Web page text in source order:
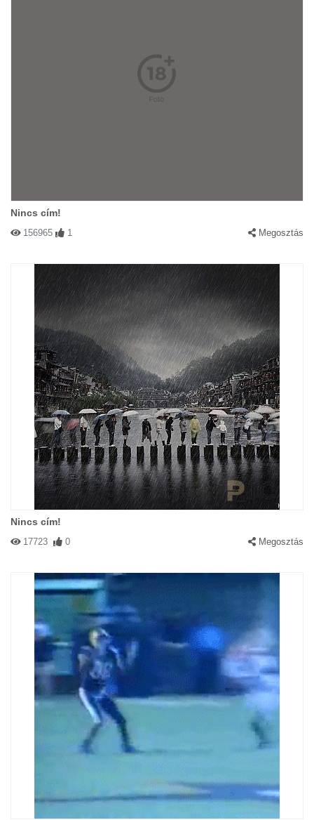
Nincs cím!
156965 1 Megosztás
Nincs cím!
17723 0 Megosztás